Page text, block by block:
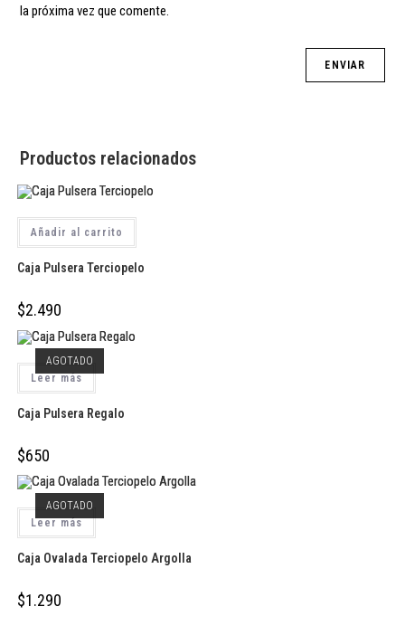
la próxima vez que comente.
Productos relacionados
Añadir al carrito
Caja Pulsera Terciopelo
$2.490
AGOTADO
Leer más
Caja Pulsera Regalo
$650
AGOTADO
Leer más
Caja Ovalada Terciopelo Argolla
$1.290